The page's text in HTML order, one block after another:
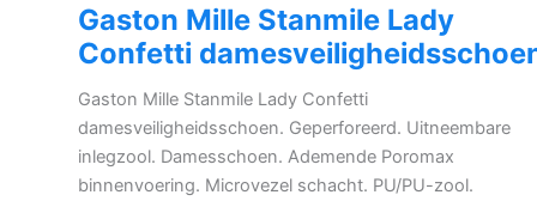
Gaston Mille Stanmile Lady
Confetti
Gaston Mille Stanmile Lady Confetti
damesveiligheidsschoen. Geperforeerd. Uitneembare
inlegzool. Damesschoen. Ademende Poromax
binnenvoering. Microvezel schacht. PU/PU-zool.